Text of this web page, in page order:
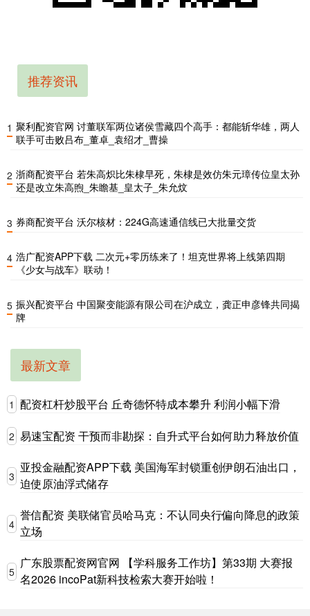
推荐资讯
1 聚利配资官网 讨董联军两位诸侯雪藏四个高手：都能斩华雄，两人
联手可击败吕布_董卓_袁绍才_曹操
2 浙商配资平台 若朱高炽比朱棣早死，朱棣是效仿朱元璋传位皇太孙
还是改立朱高煦_朱瞻基_皇太子_朱允炆
3 券商配资平台 沃尔核材：224G高速通信线已大批量交货
4 浩广配资APP下载 二次元+零历练来了！坦克世界将上线第四期
《少女与战车》联动！
5 振兴配资平台 中国聚变能源有限公司在沪成立，龚正申彦锋共同揭
牌
最新文章
1 配资杠杆炒股平台 丘奇德怀特成本攀升 利润小幅下滑
2 易速宝配资 干预而非勘探：自升式平台如何助力释放价值
3
亚投金融配资APP下载 美国海军封锁重创伊朗石油出口，
迫使原油浮式储存
4
誉信配资 美联储官员哈马克：不认同央行偏向降息的政策
立场
5
广东股票配资网官网 【学科服务工作坊】️第33期 大赛报
名2026 incoPat新科技检索大赛开始啦！